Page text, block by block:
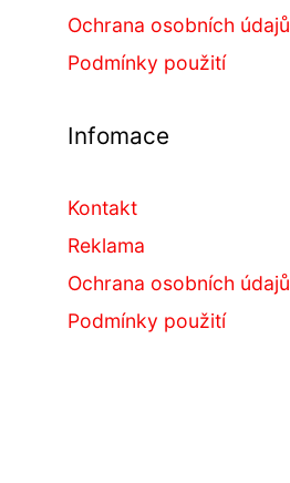
Ochrana osobních údajů
Podmínky použití
Infomace
Kontakt
Reklama
Ochrana osobních údajů
Podmínky použití